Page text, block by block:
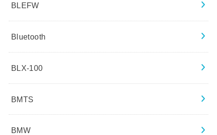
BLEFW
Bluetooth
BLX-100
BMTS
BMW